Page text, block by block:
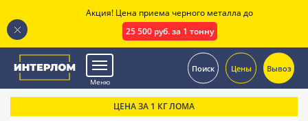
Меню
Поиск Цены Вывоз
ЦЕНА ЗА 1 КГ ЛОМА
Акция! Цена приема черного металла до
25 500 руб. за 1 тонну
.